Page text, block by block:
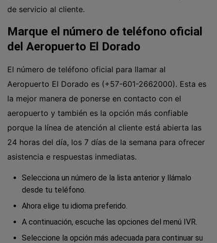
de servicio al cliente.
Marque el número de teléfono oficial
del Aeropuerto El Dorado
El número de teléfono oficial para llamar al
Aeropuerto El Dorado es (+57-601-2662000). Esta es
la mejor manera de ponerse en contacto con el
aeropuerto y también es la opción más confiable
porque la línea de atención al cliente está abierta las
24 horas del día, los 7 días de la semana para ofrecer
asistencia e respuestas inmediatas.
Selecciona un número de la lista anterior y llámalo
desde tu teléfono.
Ahora elige tu idioma preferido.
A continuación, escuche las opciones del menú IVR.
Seleccione la opción más adecuada para continuar su